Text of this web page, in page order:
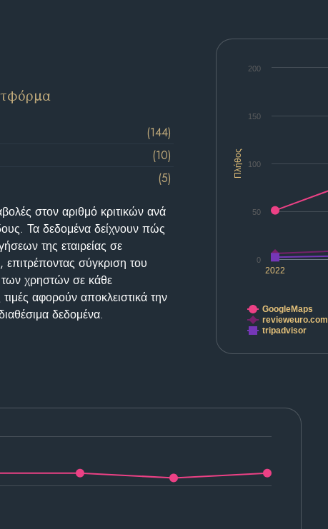
Πλήθος
2022
0
50
100
150
200
GoogleMaps
revieweuro.com
tripadvisor
(144)
(10)
(5)
στον αριθμό κριτικών ανά
Τα δεδομένα δείχνουν πώς
της εταιρείας σε
επιτρέποντας σύγκριση του
των χρηστών σε κάθε
αφορούν αποκλειστικά την
δεδομένα.